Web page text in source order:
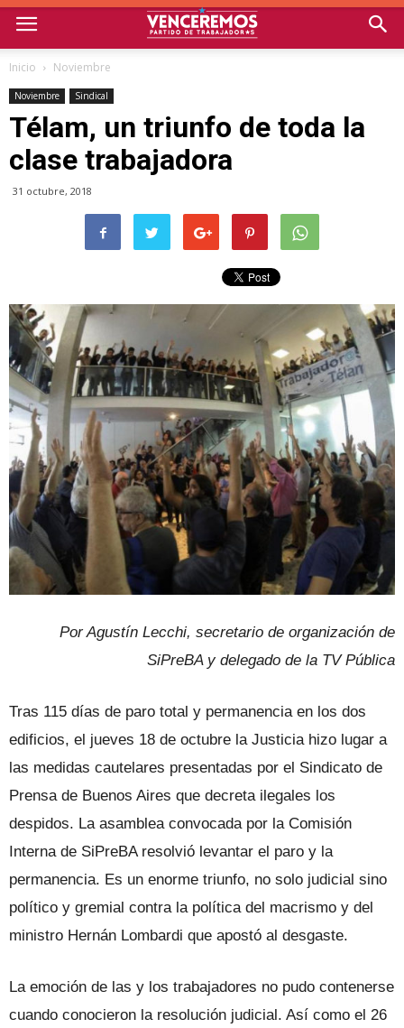
Inicio Noviembre
Noviembre Sindical
Télam, un triunfo de toda la
clase trabajadora
31 octubre, 2018
Por Agustín Lecchi, secretario de organización de
SiPreBA y delegado de la TV Pública
Tras 115 días de paro total y permanencia en los dos
edificios, el jueves 18 de octubre la Justicia hizo lugar a
las medidas cautelares presentadas por el Sindicato de
Prensa de Buenos Aires que decreta ilegales los
despidos. La asamblea convocada por la Comisión
Interna de SiPreBA resolvió levantar el paro y la
permanencia. Es un enorme triunfo, no solo judicial sino
político y gremial contra la política del macrismo y del
ministro Hernán Lombardi que apostó al desgaste.
La emoción de las y los trabajadores no pudo contenerse
cuando conocieron la resolución judicial. Así como el 26